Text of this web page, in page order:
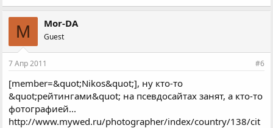
M Mor-DA
Guest
7 Апр 2011 #6
[member=&quot;Nikos&quot;], ну кто-то
&quot;рейтингами&quot; на псевдосайтах занят, а кто-то
фотографией...
http://www.mywed.ru/photographer/index/country/138/cit